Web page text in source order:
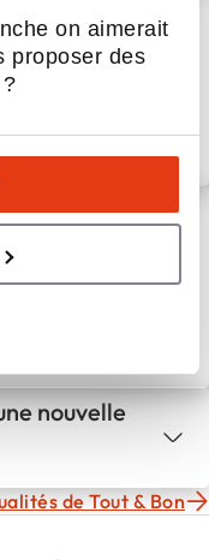
on aimerait
proposer des
ne
:
de la
nouvelle
de Tout & Bon